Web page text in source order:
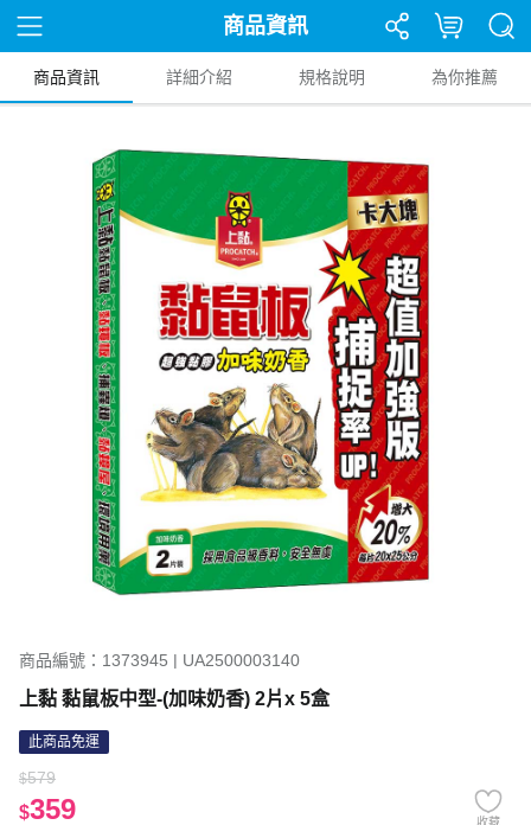
商品資訊
商品資訊 詳細介紹 規格說明 為你推薦
商品編號：1373945 | UA2500003140
上黏 黏鼠板中型-(加味奶香) 2片x 5盒
此商品免運
$579
$359 收藏